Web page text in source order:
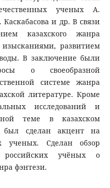
ученых А.
и др. В связи
казахского жанра
развитием
В заключение были
о своеобразной
системе жанра
литературе. Кроме
исследований и
теме в казахском
был сделан акцент на
ученых. Сделан обзор
учёных о
фэнтези.